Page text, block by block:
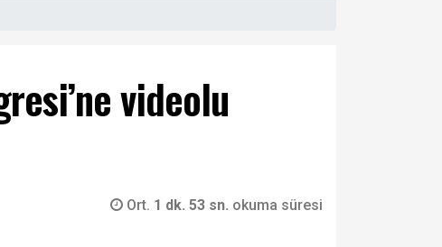
videolu
Ort. 1 dk. 53 sn. okuma süresi